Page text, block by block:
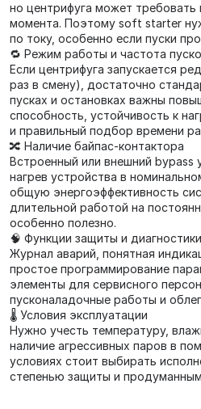
но центрифуга может требовать
момента. Поэтому soft starter
по току, особенно если пуски
🔁 Режим работы и частота
Если центрифуга запускается
раз в смену), достаточно
пусках и остановках важны
способность, устойчивость к
и правильный подбор времени
🔀 Наличие байпас‑контактора
Встроенный или внешний bypass
нагрев устройства в
общую энергоэффективность
длительной работой на
особенно полезно.
🧠 Функции защиты и диагностики
Журнал аварий, понятная
простое программирование
элементы для сервисного
пусконаладочные работы и
🌡 Условия эксплуатации
Нужно учесть температуру,
наличие агрессивных паров в
условиях стоит выбирать
степенью защиты и